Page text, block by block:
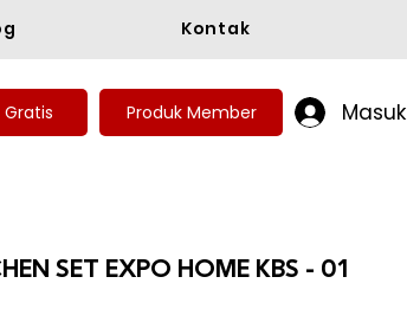
Kontak
Produk Member Masuk
SET EXPO HOME KBS - 01